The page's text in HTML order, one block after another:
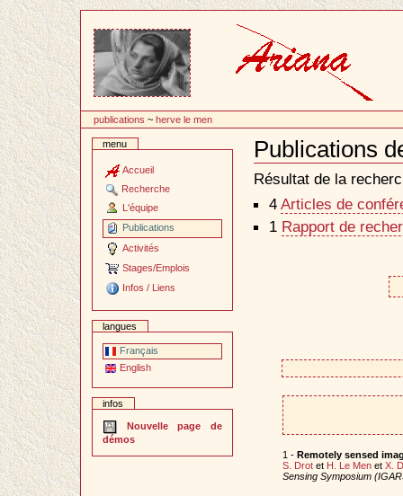
contenu
publications ~herve le men
menu
Accueil
Recherche
L'équipe
Publications
Activités
Stages/Emplois
Infos / Liens
langues
Français
English
infos
Nouvelle page de
démos
Publications
Document
Actions
Résultat de la
4 Articles de
1 Rapport de
1 - Remotely sensed
S. Drotet H. Le Menet X.
Sensing Symposium